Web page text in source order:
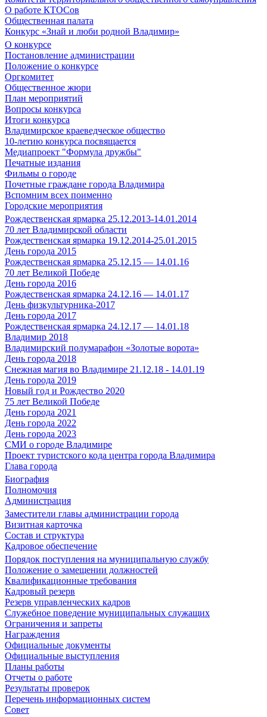
О работе КТОСов
Общественная палата
Конкурс «Знай и люби родной Владимир»
О конкурсе
Постановление администрации
Положение о конкурсе
Оргкомитет
Общественное жюри
План мероприятий
Вопросы конкурса
Итоги конкурса
Владимирское краеведческое общество
10-летию конкурса посвящается
Медиапроект "Формула дружбы"
Печатные издания
Фильмы о городе
Почетные граждане города Владимира
Вспомним всех поименно
Городские мероприятия
Рождественская ярмарка 25.12.2013-14.01.2014
70 лет Владимирской области
Рождественская ярмарка 19.12.2014-25.01.2015
День города 2015
Рождественская ярмарка 25.12.15 — 14.01.16
70 лет Великой Победе
День города 2016
Рождественская ярмарка 24.12.16 — 14.01.17
День физкультурника-2017
День города 2017
Рождественская ярмарка 24.12.17 — 14.01.18
Владимир 2018
Владимирский полумарафон «Золотые ворота»
День города 2018
Снежная магия во Владимире 21.12.18 - 14.01.19
День города 2019
Новый год и Рождество 2020
75 лет Великой Победе
День города 2021
День города 2022
День города 2023
СМИ о городе Владимире
Проект туристского кода центра города Владимира
Глава города
Биография
Полномочия
Администрация
Заместители главы администрации города
Визитная карточка
Состав и структура
Кадровое обеспечение
Порядок поступления на муниципальную службу
Положение о замещении должностей
Квалификационные требования
Кадровый резерв
Резерв управленческих кадров
Служебное поведение муниципальных служащих
Ограничения и запреты
Награждения
Официальные документы
Официальные выступления
Планы работы
Отчеты о работе
Результаты проверок
Перечень информационных систем
Совет